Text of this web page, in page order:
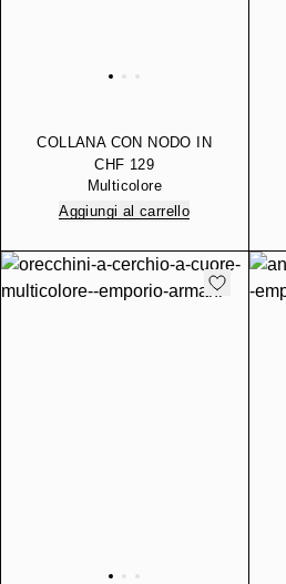
COLLANA CON NODO IN
ARGENTO STERLING
TONALITÀ ORO ROSA
CHF 129
Multicolore
Aggiungi al carrello